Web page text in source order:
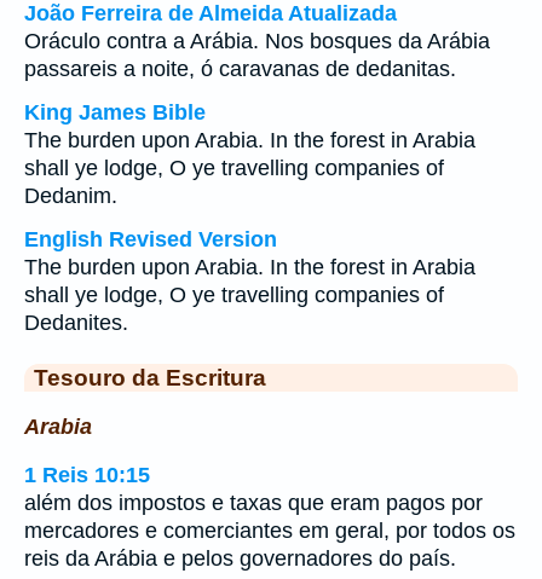
João Ferreira de Almeida Atualizada
Oráculo contra a Arábia. Nos bosques da Arábia
passareis a noite, ó caravanas de dedanitas.
King James Bible
The burden upon Arabia. In the forest in Arabia
shall ye lodge, O ye travelling companies of
Dedanim.
English Revised Version
The burden upon Arabia. In the forest in Arabia
shall ye lodge, O ye travelling companies of
Dedanites.
Tesouro da Escritura
Arabia
1 Reis 10:15
além dos impostos e taxas que eram pagos por
mercadores e comerciantes em geral, por todos os
reis da Arábia e pelos governadores do país.